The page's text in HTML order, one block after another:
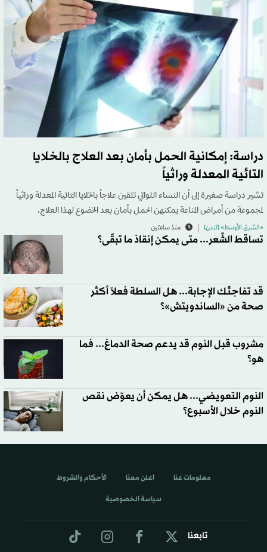
دراسة: إمكانية الحمل بأمان بعد العلاج بالخلايا
التائية المعدلة وراثياً
تشير دراسة ‌صغيرة إلى أن النساء اللواتي تلقين علاجاً بالخلايا التائية المعدلة وراثياً
لمجموعة من أمراض المناعة ​يمكنهن الحمل بأمان بعد الخضوع لهذا العلاج.
«الشرق الأوسط» (لندن) منذ ساعتين
تساقط الشَّعر... متى يمكن إنقاذ ما تبقّى؟
قد تفاجئك الإجابة... هل السلطة فعلاً أكثر
صحة من «الساندويتش»؟
مشروب قبل النوم قد يدعم صحة الدماغ... فما
هو؟
النوم التعويضي... هل يمكن أن يعوّض نقص
النوم خلال الأسبوع؟
تابعنا
معلومات عنا اعلن معنا الأحكام والشروط
سياسة الخصوصية